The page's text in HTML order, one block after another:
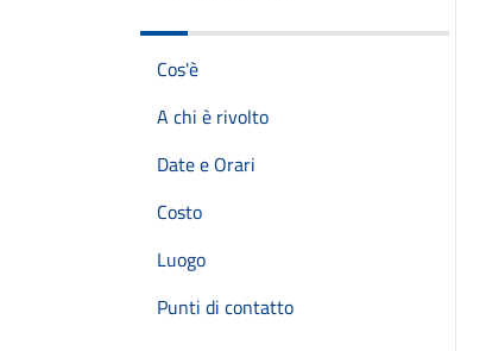
Cos'è
A chi è rivolto
Date e Orari
Costo
Luogo
Punti di contatto